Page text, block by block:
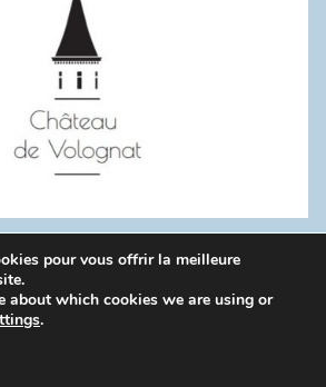
Donovan by ThemeZee.
pour vous offrir la meilleure
about which cookies we are using or
.